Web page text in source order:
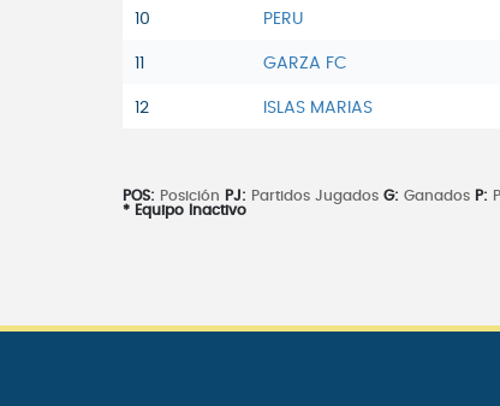
10 PERU
GARZA FC
12 ISLAS MARIAS
POS: Posición PJ: Partidos Jugados G: Ganados P:
* Equipo Inactivo